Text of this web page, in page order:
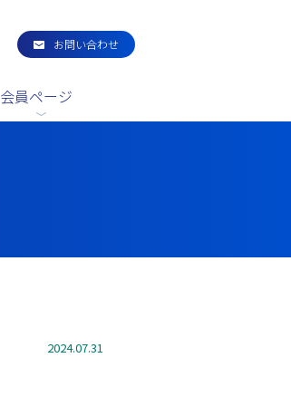
お問い合わせ
会員ページ
2024.07.31